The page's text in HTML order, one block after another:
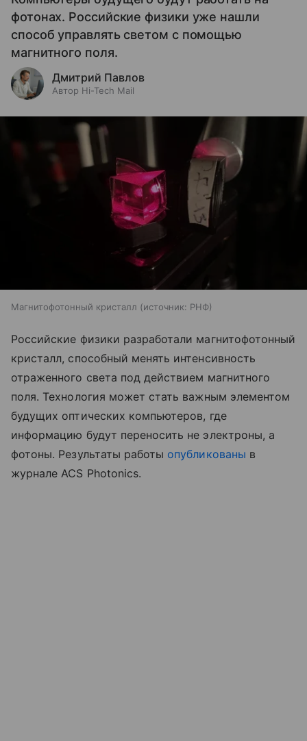
фотонах. Российские физики уже нашли
способ управлять светом с помощью
магнитного поля.
Дмитрий Павлов
Автор Hi-Tech Mail
Магнитофотонный кристалл источник: РНФ
Российские физики разработали магнитофотонный
кристалл, способный менять интенсивность
отраженного света под действием магнитного
поля. Технология может стать важным элементом
будущих оптических компьютеров, где
информацию будут переносить не электроны, а
фотоны. Результаты работы опубликованы в
журнале ACS Photonics.